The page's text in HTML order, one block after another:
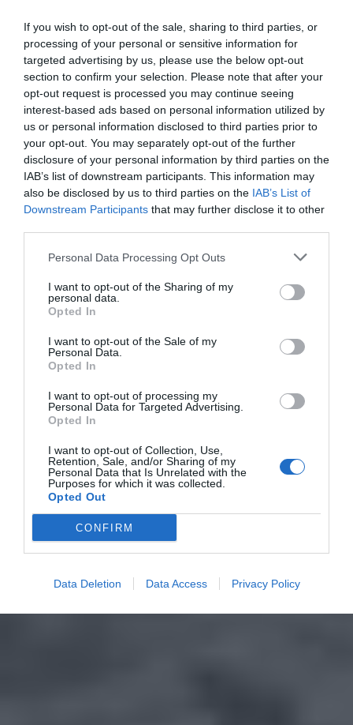
If you wish to opt-out of the sale, sharing to third parties, or
processing of your personal or sensitive information for
targeted advertising by us, please use the below opt-out
section to confirm your selection. Please note that after your
opt-out request is processed you may continue seeing
interest-based ads based on personal information utilized by
us or personal information disclosed to third parties prior to
your opt-out. You may separately opt-out of the further
disclosure of your personal information by third parties on the
IAB’s list of downstream participants. This information may
also be disclosed by us to third parties on the IAB’s List of
Downstream Participants that may further disclose it to other
Personal Data Processing Opt Outs
I want to opt-out of the Sharing of my
personal data.
Opted In
I want to opt-out of the Sale of my
Personal Data.
Opted In
I want to opt-out of processing my
Personal Data for Targeted Advertising.
Opted In
I want to opt-out of Collection, Use,
Retention, Sale, and/or Sharing of my
Personal Data that Is Unrelated with the
Purposes for which it was collected.
Opted Out
CONFIRM
Data Deletion Data Access Privacy Policy